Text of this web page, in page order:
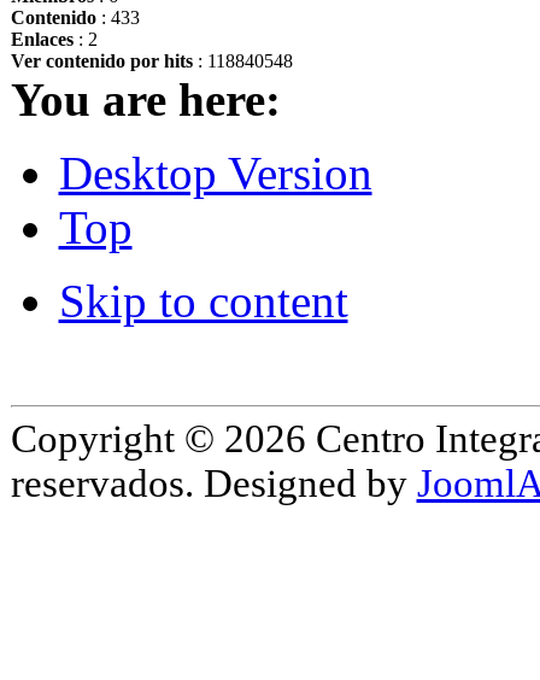
Contenido: 433
Enlaces: 2
Ver contenido por hits: 118840548
You are here:
Desktop Version
Top
Skip to content
Copyright © 2026 Centro
reservados. Designed by